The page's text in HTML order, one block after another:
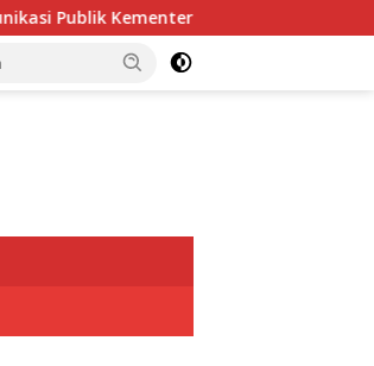
Kementerian ATR/BPN Kembali Diakui